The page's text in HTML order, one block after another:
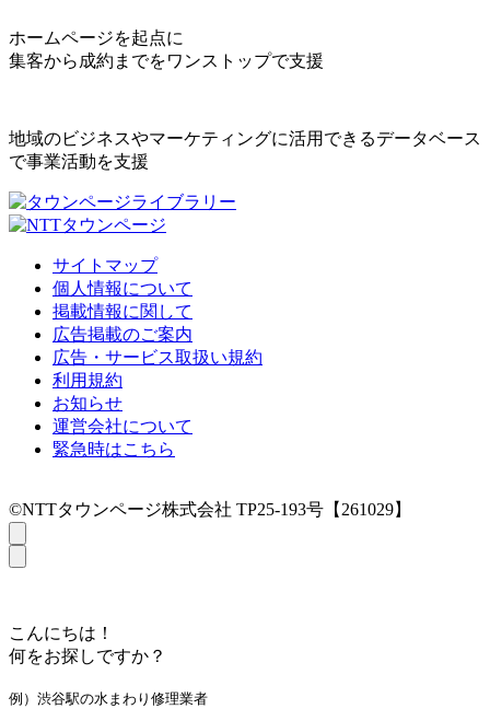
ホームページを起点に
集客から成約までをワンストップで支援
地域のビジネスやマーケティングに活用できるデータベース
で事業活動を支援
サイトマップ
個人情報について
掲載情報に関して
広告掲載のご案内
広告・サービス取扱い規約
利用規約
お知らせ
運営会社について
緊急時はこちら
©NTTタウンページ株式会社 TP25-193号【261029】
こんにちは！
何をお探しですか？
例）渋谷駅の水まわり修理業者